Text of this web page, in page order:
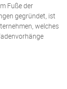
Fuße der
gegründet, ist
welches